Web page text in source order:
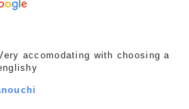
accomodating with choosing a